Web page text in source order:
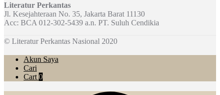
Literatur Perkantas
Jl. Kesejahteraan No. 35, Jakarta Barat 11130
Acc: BCA 012-302-5439 a.n. PT. Suluh Cendikia
© Literatur Perkantas Nasional 2020
Akun Saya
Cari
Cart 0